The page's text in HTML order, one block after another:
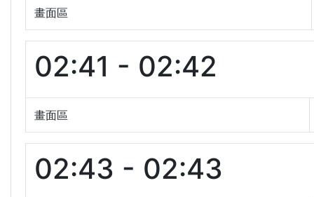
畫面區
02:41 - 02:42
畫面區
02:43 - 02:43